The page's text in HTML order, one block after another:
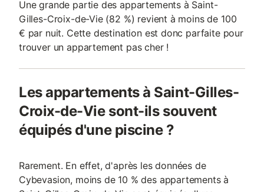
Une grande partie des appartements à Saint-
Gilles-Croix-de-Vie (82 %) revient à moins de 100
€ par nuit. Cette destination est donc parfaite pour
trouver un appartement pas cher !
Les appartements à Saint-Gilles-
Croix-de-Vie sont-ils souvent
équipés d'une piscine ?
Rarement. En effet, d'après les données de
Cybevasion, moins de 10 % des appartements à